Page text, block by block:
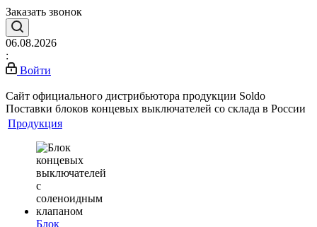
Заказать звонок
06.08.2026
:
Войти
Сайт официального дистрибьютора продукции Soldo
Поставки блоков концевых выключателей со склада в России
Продукция
Блок